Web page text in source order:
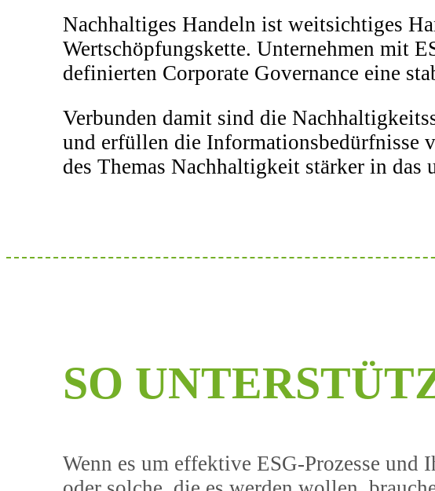
Nachhaltiges Handeln ist weitsichtiges
Wertschöpfungskette. Unternehmen mit
definierten Corporate Governance eine
Verbunden damit sind die
und erfüllen die Informationsbedürfnisse
des Themas Nachhaltigkeit stärker in das
SO UNTERSTÜT
Wenn es um effektive ESG-Prozesse